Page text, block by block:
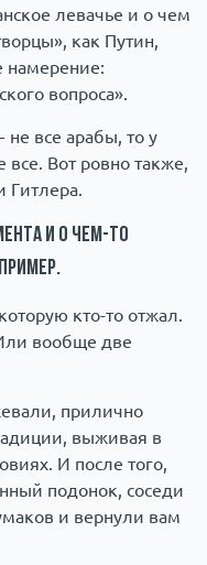
левачье и о чем
как Путин,
намерение:
вопроса».
все арабы, то у
все. Вот ровно также,
Гитлера.
и о чем-то
кто-то отжал.
вообще две
прилично
выживая в
И после того,
подонок, соседи
и вернули вам